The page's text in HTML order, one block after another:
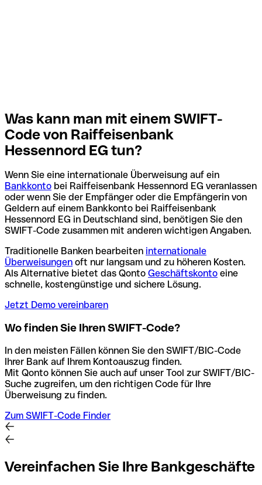
Was kann man mit einem SWIFT-
Code von Raiffeisenbank
Hessennord EG tun?
Wenn Sie eine internationale Überweisung auf ein
Bankkonto bei Raiffeisenbank Hessennord EG veranlassen
oder wenn Sie der Empfänger oder die Empfängerin von
Geldern auf einem Bankkonto bei Raiffeisenbank
Hessennord EG in Deutschland sind, benötigen Sie den
SWIFT-Code zusammen mit anderen wichtigen Angaben.
Traditionelle Banken bearbeiten internationale
Überweisungen oft nur langsam und zu höheren Kosten.
Als Alternative bietet das Qonto Geschäftskonto eine
schnelle, kostengünstige und sichere Lösung.
Jetzt Demo vereinbaren
Wo finden Sie Ihren SWIFT-Code?
In den meisten Fällen können Sie den SWIFT/BIC-Code
Ihrer Bank auf Ihrem Kontoauszug finden.
Mit Qonto können Sie auch auf unser Tool zur SWIFT/BIC-
Suche zugreifen, um den richtigen Code für Ihre
Überweisung zu finden.
Zum SWIFT-Code Finder
Vereinfachen Sie Ihre Bankgeschäfte